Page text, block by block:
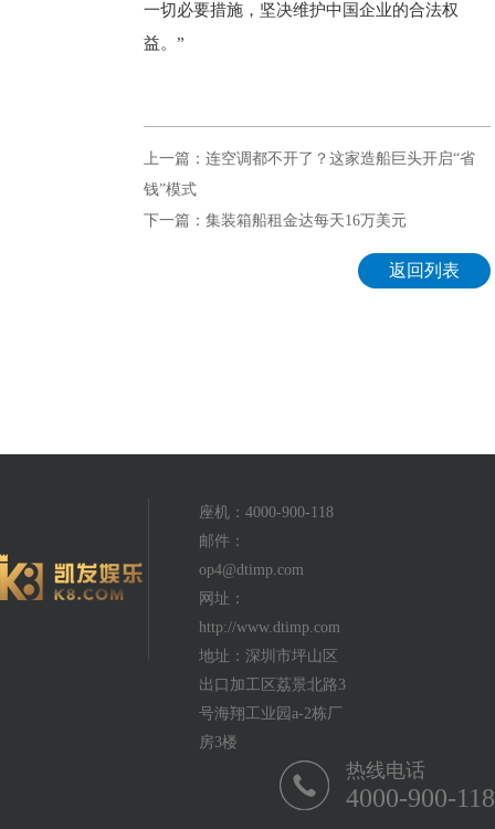
一切必要措施，坚决维护中国企业的合法权
益。”
上一篇：连空调都不开了？这家造船巨头开启“省
钱”模式
下一篇：集装箱船租金达每天16万美元
返回列表
座机：4000-900-118
邮件：
op4@dtimp.com
网址：
http://www.dtimp.com
地址：深圳市坪山区
出口加工区荔景北路3
号海翔工业园a-2栋厂
房3楼
热线电话
4000-900-118